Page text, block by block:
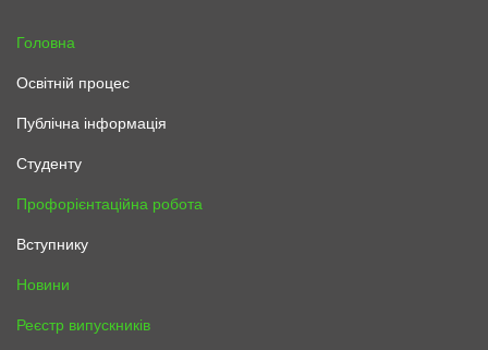
Головна
Освітній процес
Публічна інформація
Студенту
Профорієнтаційна робота
Вступнику
Новини
Реєстр випускників